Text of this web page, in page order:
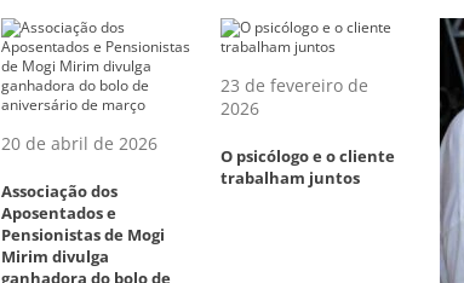
20 de abril de 2026
Associação dos
Aposentados e
Pensionistas de Mogi
Mirim divulga
ganhadora do bolo de
23 de fevereiro de
2026
O psicólogo e o cliente
trabalham juntos